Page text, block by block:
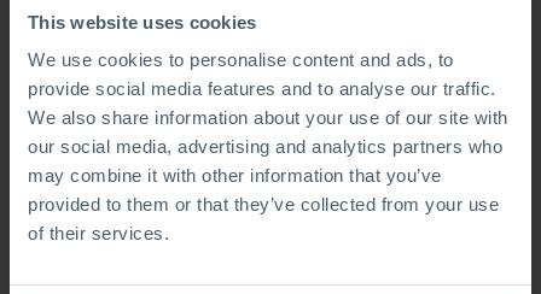
This website uses cookies
We use cookies to personalise content and ads, to
provide social media features and to analyse our traffic.
We also share information about your use of our site with
our social media, advertising and analytics partners who
may combine it with other information that you’ve
provided to them or that they’ve collected from your use
of their services.